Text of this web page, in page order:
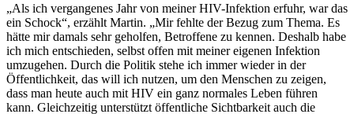
„Als ich vergangenes Jahr von meiner HIV-Infektion erfuhr, war das
ein Schock“, erzählt Martin. „Mir fehlte der Bezug zum Thema. Es
hätte mir damals sehr geholfen, Betroffene zu kennen. Deshalb habe
ich mich entschieden, selbst offen mit meiner eigenen Infektion
umzugehen. Durch die Politik stehe ich immer wieder in der
Öffentlichkeit, das will ich nutzen, um den Men­schen zu zeigen,
dass man heute auch mit HIV ein ganz normales Leben führen
kann. Gleich­zeitig unterstützt öffentliche Sichtbarkeit auch die